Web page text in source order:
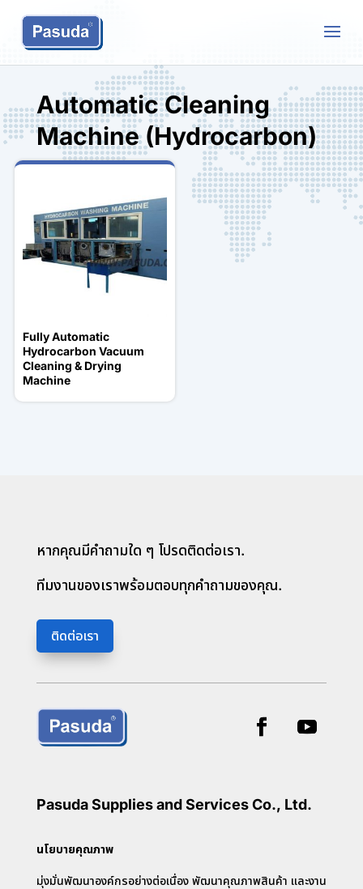
Automatic Cleaning
Machine (Hydrocarbon)
Fully Automatic
Hydrocarbon Vacuum
Cleaning & Drying
Machine
หากคุณมีคำถามใด ๆ โปรดติดต่อเรา.
ทีมงานของเราพร้อมตอบทุกคำถามของคุณ.
ติดต่อเรา
Pasuda Supplies and Services Co., Ltd.
นโยบายคุณภาพ
มุ่งมั่นพัฒนาองค์กรอย่างต่อเนื่อง พัฒนาคุณภาพสินค้า และงาน